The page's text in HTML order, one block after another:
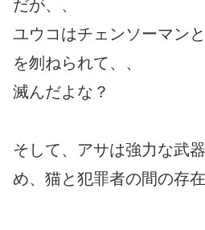
だが、、
ユウコはチェンソーマン
を刎ねられて、、
滅んだよな？
そして、アサは強力な武
め、猫と犯罪者の間の存在